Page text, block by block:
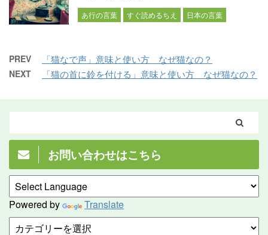
あ行の言葉 すぐ読めるちえ 日本の言葉
PREV 「猫なで声」意味と使い方 なぜ猫なの？
NEXT 「猫の首に鈴を付ける」意味と使い方 なぜ猫なの？
お問い合わせはこちら
Powered by Translate